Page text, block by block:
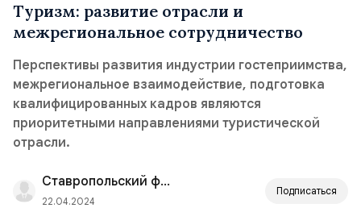
Туризм: развитие отрасли и
межрегиональное сотрудничество
Перспективы развития индустрии гостеприимства,
межрегиональное взаимодействие, подготовка
квалифицированных кадров являются
приоритетными направлениями туристической
отрасли.
Ставропольский филиал РАНХиГС
22.04.2024
Подписаться